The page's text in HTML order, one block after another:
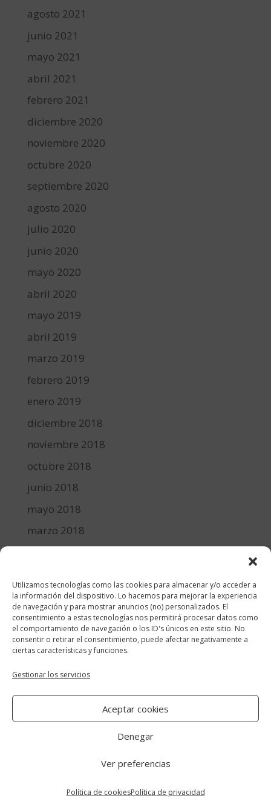
Utilizamos tecnologías como las cookies para almacenar y/o acceder a
la información del dispositivo. Lo hacemos para mejorar la experiencia
de navegación y para mostrar anuncios (no) personalizados. El
consentimiento a estas tecnologías nos permitirá procesar datos como
el comportamiento de navegación o los ID's únicos en este sitio. No
consentir o retirar el consentimiento, puede afectar negativamente a
ciertas características y funciones.
Gestionar los servicios
Aceptar cookies
Denegar
Ver preferencias
Política de cookiesPolítica de privacidad
agosto 2021
junio 2021
mayo 2021
abril 2021
febrero 2021
diciembre 2020
noviembre 2020
octubre 2020
septiembre 2020
agosto 2020
julio 2020
junio 2020
mayo 2020
abril 2020
mayo 2019
abril 2019
marzo 2019
febrero 2019
enero 2019
diciembre 2018
noviembre 2018
octubre 2018
junio 2018
mayo 2018
marzo 2018
diciembre 2017
Categorías
cocina y recetas
general
lifestyle
manualidades-diy
de privacidad